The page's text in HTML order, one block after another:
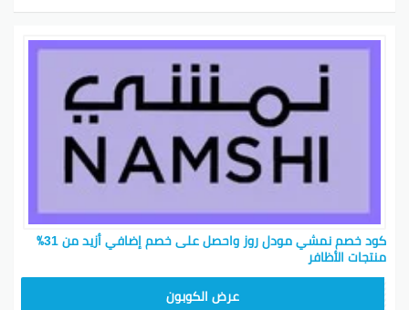
كود خصم نمشي مودل روز واحصل على خصم إضافي أزيد من 31٪
منتجات الأظافر
عرض الكوبون